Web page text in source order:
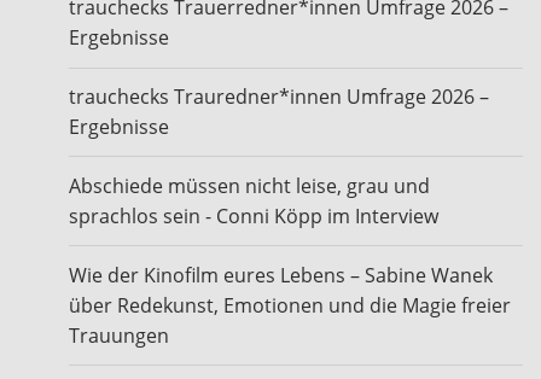
trauchecks Trauerredner*innen Umfrage 2026 –
Ergebnisse
trauchecks Trauredner*innen Umfrage 2026 –
Ergebnisse
Abschiede müssen nicht leise, grau und
sprachlos sein - Conni Köpp im Interview
Wie der Kinofilm eures Lebens – Sabine Wanek
über Redekunst, Emotionen und die Magie freier
Trauungen